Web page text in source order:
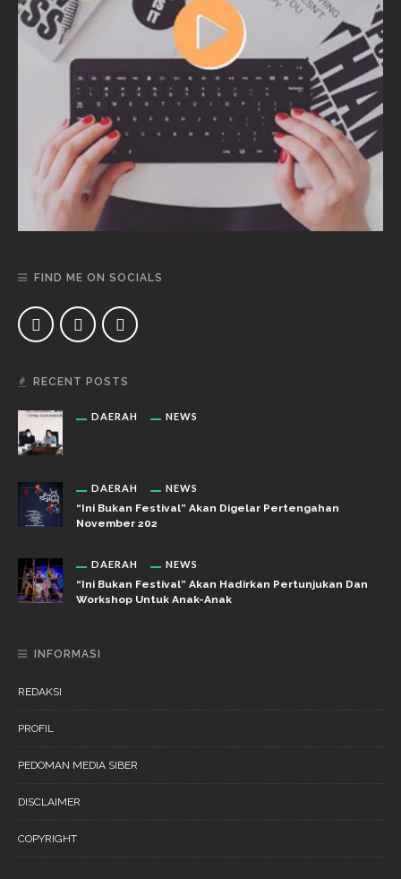
FIND ME ON SOCIALS
RECENT POSTS
DAERAH NEWS
DAERAH NEWS
“Ini Bukan Festival” Akan Digelar Pertengahan
November 202
DAERAH NEWS
“Ini Bukan Festival” Akan Hadirkan Pertunjukan Dan
Workshop Untuk Anak-Anak
INFORMASI
REDAKSI
PROFIL
PEDOMAN MEDIA SIBER
DISCLAIMER
COPYRIGHT